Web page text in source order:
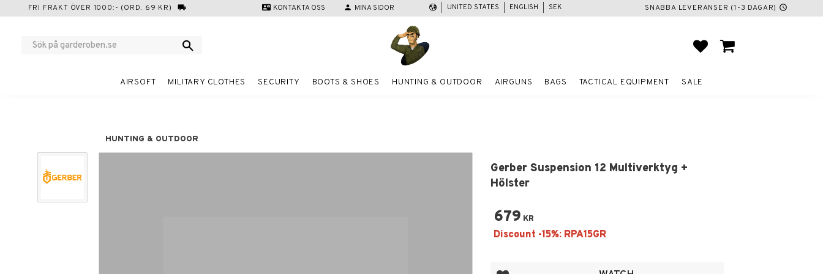
FRI FRAKT ÖVER 1000:- (ORD. 69 KR) local_shipping contact_mail KONTAKTA OSS person MINA SIDOR SNABBA LEVERANSER (1-3 DAGAR) schedule
UNITED STATES ENGLISH SEK
FAVORITES
BASKET
AIRSOFT MILITARY CLOTHES SECURITY BOOTS & SHOES HUNTING & OUTDOOR AIRGUNS BAGS TACTICAL EQUIPMENT SALE
HUNTING & OUTDOOR
Gerber Suspension 12 Multiverktyg +
Hölster
679 KR
Add to favorites